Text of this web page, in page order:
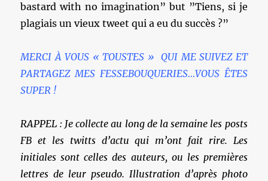
bastard with no imagination” but ”Tiens, si je
plagiais un vieux tweet qui a eu du succès ?”
MERCI À VOUS « TOUSTES » QUI ME SUIVEZ ET
PARTAGEZ MES FESSEBOUQUERIES…VOUS ÊTES
SUPER !
RAPPEL : Je collecte au long de la semaine les posts
FB et les twitts d’actu qui m’ont fait rire. Les
initiales sont celles des auteurs, ou les premières
lettres de leur pseudo. Illustration d’après photo